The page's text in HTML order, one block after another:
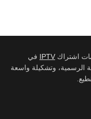
IPTV في
الرسمية، وتشكيلة واسعة